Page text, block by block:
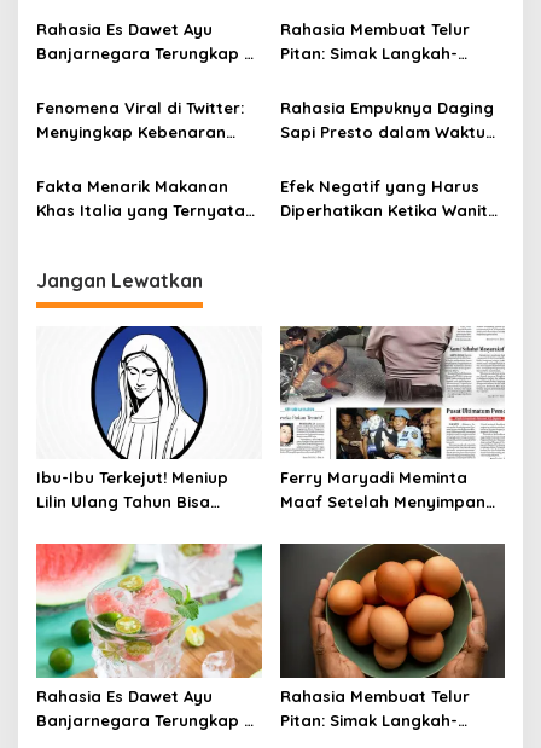
o
Rahasia Es Dawet Ayu
Banjarnegara Terungkap di
Rahasia Membuat Telur
Pitan: Simak Langkah-
Panduannya
Fenomena Viral di Twitter:
Menyingkap Kebenaran
Sama dengan Daging
Rahasia Empuknya Daging
Sapi Presto dalam Waktu
Fakta Menarik Makanan
Khas Italia yang Ternyata
Efek Negatif yang Harus
Diperhatikan Ketika Wanita
Jangan Lewatkan
Ibu-Ibu Terkejut! Meniup
Lilin Ulang Tahun Bisa
Ferry Maryadi Meminta
Maaf Setelah Menyimpan
Rahasia Es Dawet Ayu
Banjarnegara Terungkap di
Rahasia Membuat Telur
Pitan: Simak Langkah-